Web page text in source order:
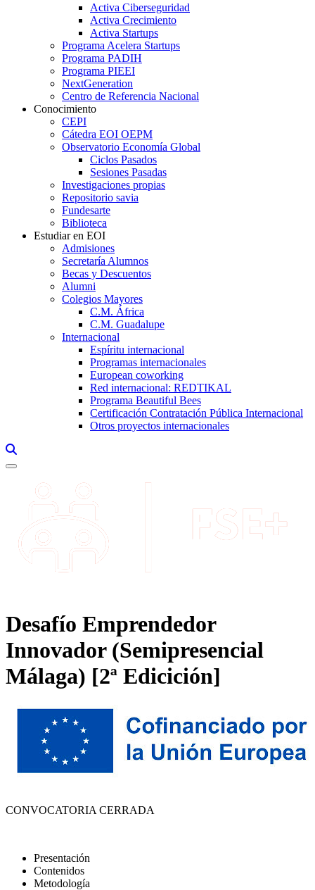
Activa Ciberseguridad
Activa Crecimiento
Activa Startups
Programa Acelera Startups
Programa PADIH
Programa PIEEI
NextGeneration
Centro de Referencia Nacional
Conocimiento
CEPI
Cátedra EOI OEPM
Observatorio Economía Global
Ciclos Pasados
Sesiones Pasadas
Investigaciones propias
Repositorio savia
Fundesarte
Biblioteca
Estudiar en EOI
Admisiones
Secretaría Alumnos
Becas y Descuentos
Alumni
Colegios Mayores
C.M. África
C.M. Guadalupe
Internacional
Espíritu internacional
Programas internacionales
European coworking
Red internacional: REDTIKAL
Programa Beautiful Bees
Certificación Contratación Pública Internacional
Otros proyectos internacionales
Desafío Emprendedor
Innovador (Semipresencial
Málaga) [2ª Edicición]
CONVOCATORIA CERRADA
Presentación
Contenidos
Metodología